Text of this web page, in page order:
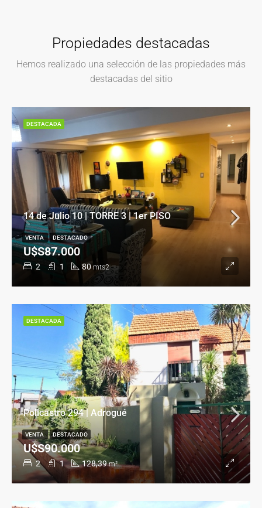
Propiedades destacadas
Hemos realizado una selección de las propiedades más
destacadas del sitio
14 de Julio 10 | TORRE 3 | 1er PISO
2 1 80 mts2
U$S87.000
VENTA DESTACADO
DESTACADA
Policastro 294 | Adrogué
2 1 128,39 m²
U$S90.000
VENTA DESTACADO
DESTACADA